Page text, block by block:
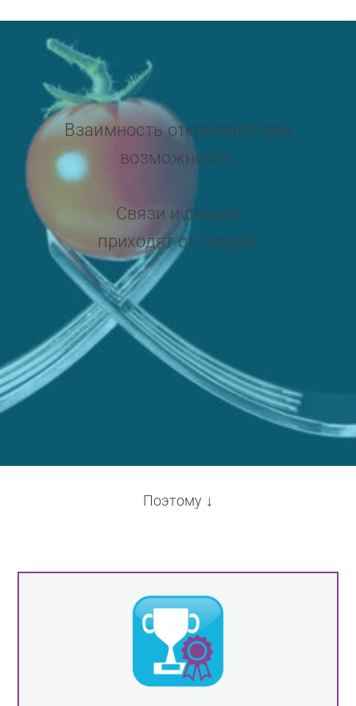
Взаимность открывает вам
возможности.
Связи и деньги
приходят от людей.
Поэтому ↓